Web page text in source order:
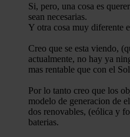
Si, pero, una cosa es
sean necesarias.
Y otra cosa muy diferente
Creo que se esta viendo,
actualmente, no hay ya
mas rentable que con el
Por lo tanto creo que los
modelo de generacion de
dos renovables, (eólica y
baterias.